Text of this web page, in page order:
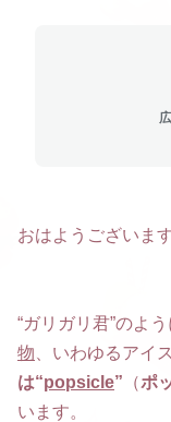
おはようございま
“ガリガリ君”のよう
物 、いわゆるアイ
は“popsicle” （ポ
います。